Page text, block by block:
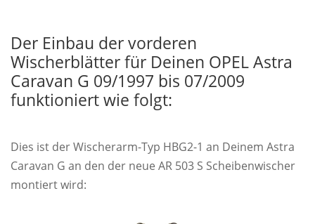
Der Einbau der vorderen
Wischerblätter für Deinen OPEL Astra
Caravan G 09/1997 bis 07/2009
funktioniert wie folgt:
Dies ist der Wischerarm-Typ HBG2-1 an Deinem Astra
Caravan G an den der neue AR 503 S Scheibenwischer
montiert wird: